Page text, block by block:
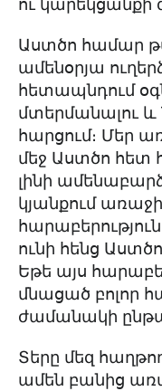
ու կարեկցանքի
Աստծո համար
ամենօրյա
հետապնդում
մտերմանալու և
հարցում։ Մեր
մեջ Աստծո հետ
լինի
կյանքում
ունի հենց
Եթե այս
մնացած բոլոր
ժամանակի
Տերը մեզ
ամեն բանից